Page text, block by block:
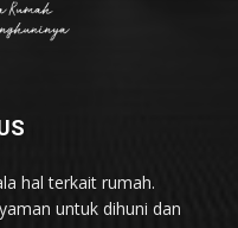
hal terkait rumah.
untuk dihuni dan